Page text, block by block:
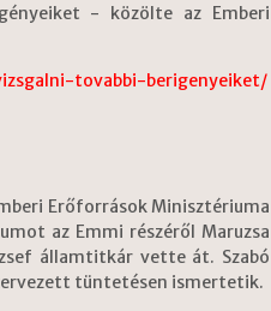
- közölte az Emberi
tovabbi-berigenyeiket/
Erőforrások Minisztériuma
az Emmi részéről Maruzsa
államtitkár vette át. Szabó
tüntetésen ismertetik.